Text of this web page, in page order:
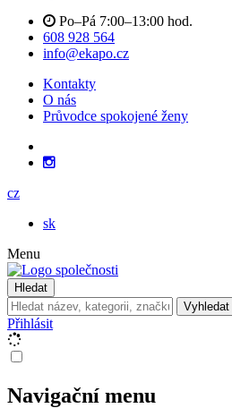
Po–Pá 7:00–13:00 hod.
608 928 564
info@ekapo.cz
Kontakty
O nás
Průvodce spokojené ženy
cz
sk
Menu
Hledat
Vyhledat
Přihlásit
Navigační menu